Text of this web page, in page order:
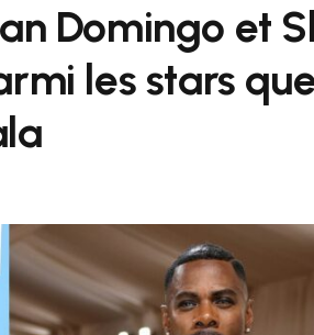
Domingo et
les stars